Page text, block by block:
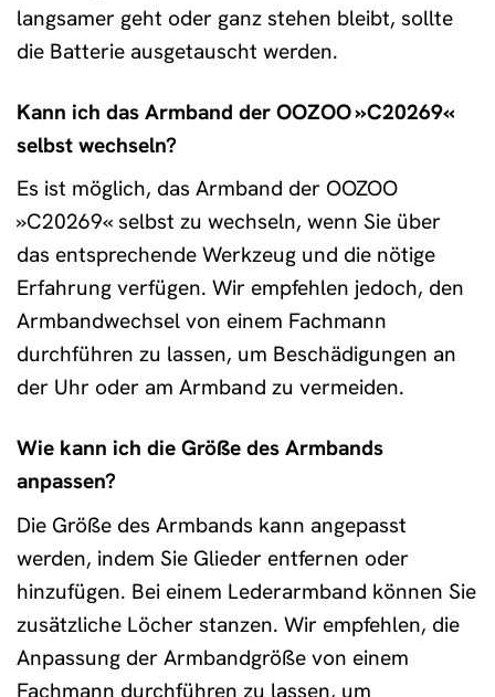
langsamer geht oder ganz stehen bleibt, sollte
die Batterie ausgetauscht werden.
Kann ich das Armband der OOZOO »C20269«
selbst wechseln?
Es ist möglich, das Armband der OOZOO
»C20269« selbst zu wechseln, wenn Sie über
das entsprechende Werkzeug und die nötige
Erfahrung verfügen. Wir empfehlen jedoch, den
Armbandwechsel von einem Fachmann
durchführen zu lassen, um Beschädigungen an
der Uhr oder am Armband zu vermeiden.
Wie kann ich die Größe des Armbands
anpassen?
Die Größe des Armbands kann angepasst
werden, indem Sie Glieder entfernen oder
hinzufügen. Bei einem Lederarmband können Sie
zusätzliche Löcher stanzen. Wir empfehlen, die
Anpassung der Armbandgröße von einem
Fachmann durchführen zu lassen, um